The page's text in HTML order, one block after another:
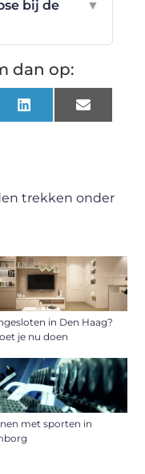
in Den Haag?
je nu doen
met sporten in
bij de
▼
dan op:
LinkedInEmail
trekken onder